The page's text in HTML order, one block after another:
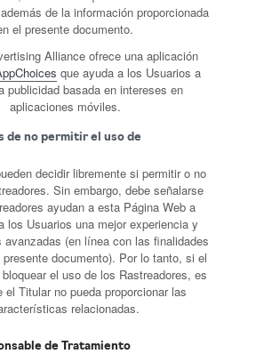
de la información proporcionada
el presente documento.
Alliance ofrece una aplicación
que ayuda a los Usuarios a
publicidad basada en intereses en
aplicaciones móviles.
de no permitir el uso de
decidir libremente si permitir o no
Sin embargo, debe señalarse
ayudan a esta Página Web a
los Usuarios una mejor experiencia y
avanzadas (en línea con las finalidades
documento). Por lo tanto, si el
el uso de los Rastreadores, es
el Titular no pueda proporcionar las
relacionadas.
de Tratamiento